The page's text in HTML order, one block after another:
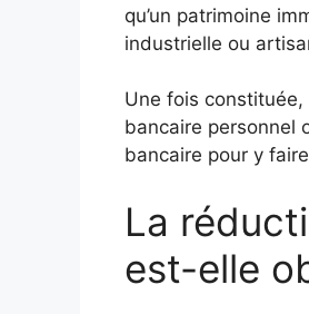
qu’un patrimoine
industrielle ou
Une fois constituée,
bancaire personnel
bancaire pour y
La
est-elle